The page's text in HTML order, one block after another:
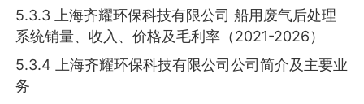
5.3.3 上海齐耀环保科技有限公司 船用废气后处理
系统销量、收入、价格及毛利率（2021-2026）
5.3.4 上海齐耀环保科技有限公司公司简介及主要业
务